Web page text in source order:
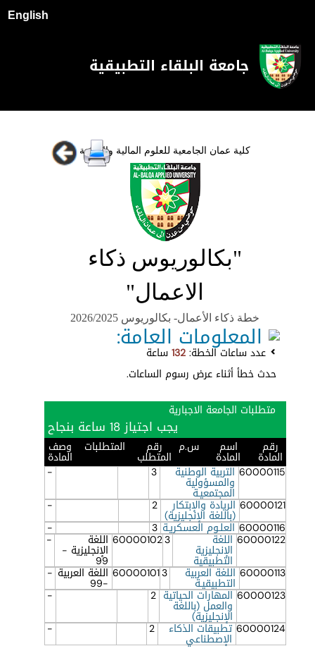
English
جامعة البلقاء التطبيقية
كلية عمان الجامعية للعلوم المالية والادارية
"بكالوريوس ذكاء
الاعمال"
خطة ذكاء الأعمال- بكالوريوس 2026/2025
المعلومات العامة:
عدد ساعات الخطة:132ساعة
حدث خطأ أثناء عرض رسوم الساعات.
متطلبات الجامعة الاجبارية
يجب اجتياز 18 ساعة بنجاح
رقم
المادة
اسم
المادة
س.م رقم
المتطلب
المتطلبات وصف
المادة
60000115 التربية الوطنية
والمسؤولية
المجتمعيـة
3
-
60000121 الريادة والإبتكار
(باللغة الإنجليزية)
2
-
60000116 العلـوم العسكريـة 3
-
60000122 اللغة
الإنجليزية
التطبيقية
3
60000102 اللغة
الإنجليزية -
99
-
60000113 اللغة العربية
التطبيقيـة
3
60000101 اللغة العربية
-99
-
60000123 المهارات الحياتية
والعمل (باللغة
الإنجليزية)
2
-
60000124 تطبيقات الذكاء
الإصطناعي
2
-